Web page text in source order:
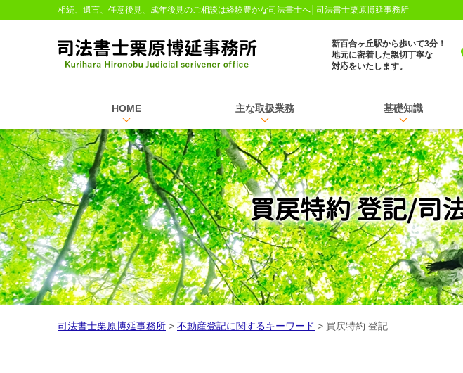
相続、遺言、任意後見、成年後見のご相談は経験豊かな司法書士へ│司法書士栗原博延事務所
新百合ヶ丘駅から歩いて3分！
地元に密着した親切丁寧な
対応をいたします。
HOME 主な取扱業務 基礎知識
買戻特約 登記/司
司法書士栗原博延事務所 > 不動産登記に関するキーワード > 買戻特約 登記